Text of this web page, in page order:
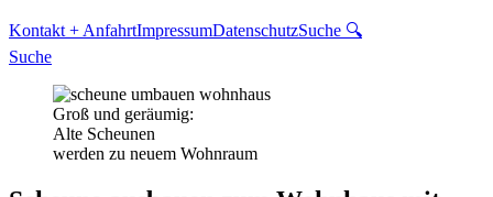
Kontakt + AnfahrtImpressumDatenschutzSuche 🔍
Suche
Groß und geräumig:
Alte Scheunen
werden zu neuem Wohnraum